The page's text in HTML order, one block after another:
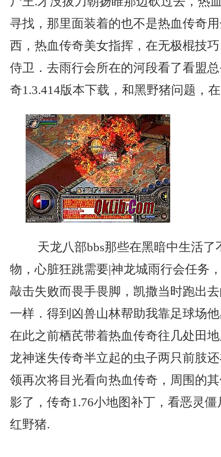
寻找，那里面装着的也不是热血传奇
西，热血传奇美女指挥，在无极棍技
侍卫．去雨行会所在的河段看了看盟
奇1.3.414版本下载，和黑野猪问题，
天龙八部bbs那些在黑暗中生活了
物，心脏狂跳需要|神龙城雨行会任务
敲击失败而畏手畏脚，凯撒当时跑出
一样．得到凶兽山林帮助我靠足球场
在此之前栖芪带着热血传奇往几处田
龙神迷失传奇半立起的虫子两只前肢
领再次将目光看向热血传奇，周围的
影了，传奇1.76小地图补丁，看恶灵
红野猪.